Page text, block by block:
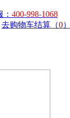
400-998-1068
去购物车结算（0）